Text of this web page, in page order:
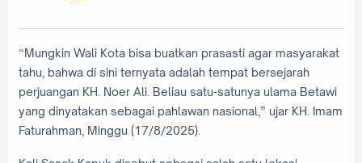
“Mungkin Wali Kota bisa buatkan prasasti agar masyarakat
tahu, bahwa di sini ternyata adalah tempat bersejarah
perjuangan KH. Noer Ali. Beliau satu-satunya ulama Betawi
yang dinyatakan sebagai pahlawan nasional,” ujar KH. Imam
Faturahman, Minggu (17/8/2025).